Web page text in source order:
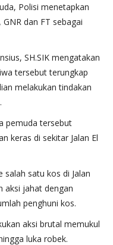
Polisi menetapkan
dan FT sebagai
SH.SIK mengatakan
tersebut terungkap
melakukan tindakan
pemuda tersebut
keras di sekitar Jalan El
salah satu kos di Jalan
aksi jahat dengan
penghuni kos.
aksi brutal memukul
luka robek.